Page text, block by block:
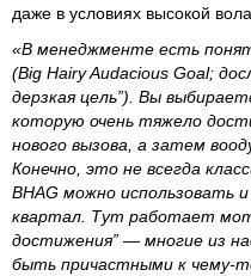
даже в условиях высокой
«В менеджменте есть
(Big Hairy Audacious Goal;
дерзкая цель”). Вы
которую очень тяжело
нового вызова, а затем
Конечно, это не всегда
BHAG можно использовать
квартал. Тут работает
достижения” — многие из
быть причастными к